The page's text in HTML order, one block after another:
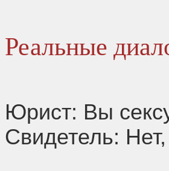
Реальные
Юрист: Вы
Свидетель: